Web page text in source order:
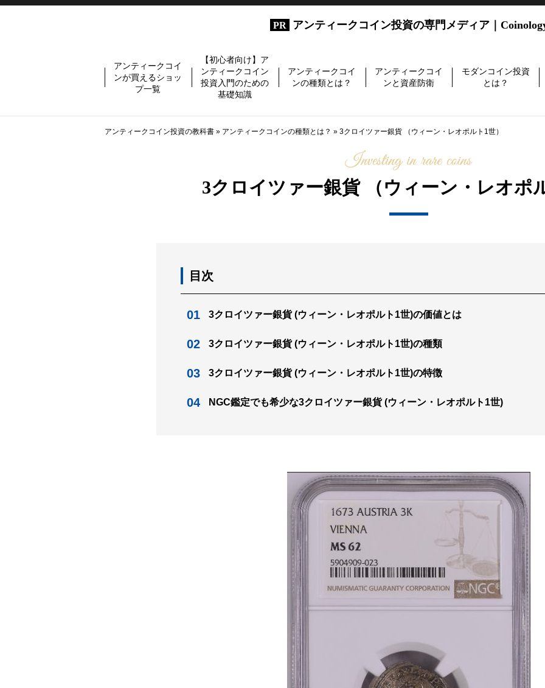
アンティークコイン投資の専門メディア｜
アンティークコイ
ンが買えるショッ
プ一覧
【初心者向け】ア
ンティークコイン
投資入門のための
基礎知識
アンティークコイ
ンの種類とは？
アンティークコイ
ンと資産防衛
モダンコイン投資
とは？
アンティークコイン投資の教科書 » アンティークコインの種類とは？ » 3クロイツァー銀貨 （ウィーン・レオポルト1世）
3クロイツァー銀貨 （ウィーン・レオポ
目次
3クロイツァー銀貨 (ウィーン・レオポルト1世)の価値とは
3クロイツァー銀貨 (ウィーン・レオポルト1世)の種類
3クロイツァー銀貨 (ウィーン・レオポルト1世)の特徴
NGC鑑定でも希少な3クロイツァー銀貨 (ウィーン・レオポルト1世)